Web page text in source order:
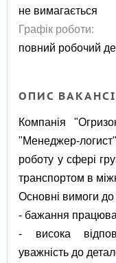
не вимагається
Графік роботи:
повний робочий
ОПИС
Компанія
"Менеджер-
роботу у сфері
транспортом в
Основні вимоги
- бажання
- висока
уважність до